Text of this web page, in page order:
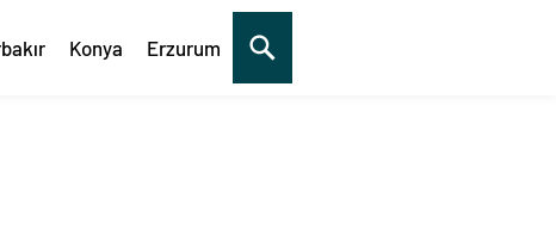
Konya Erzurum